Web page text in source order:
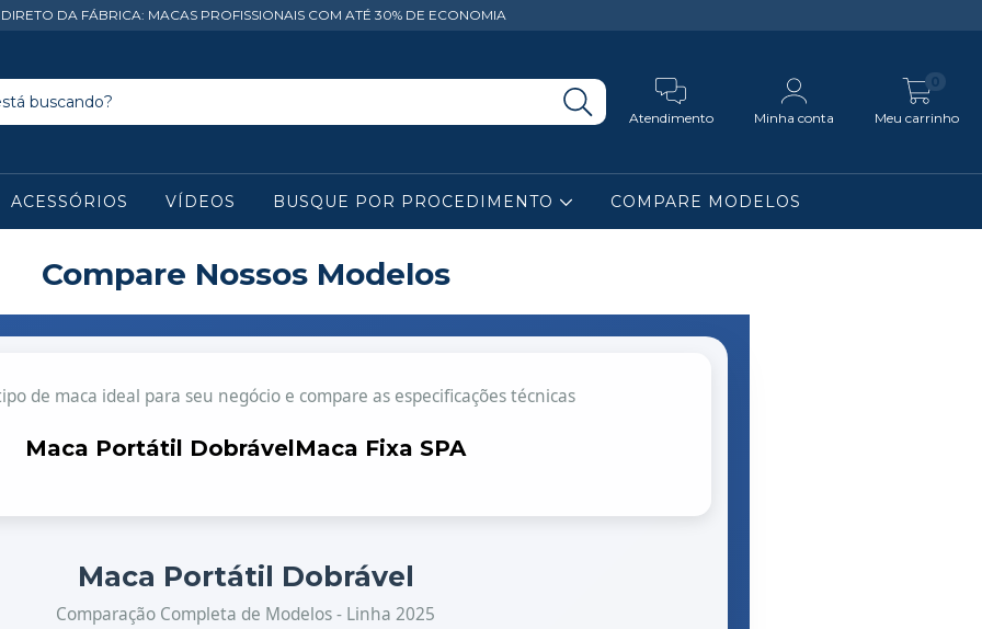
DA FÁBRICA: MACAS PROFISSIONAIS COM ATÉ 30% DE ECONOMIA
Atendimento Minha conta Meu carrinho
0
ACESSÓRIOS VÍDEOS BUSQUE POR PROCEDIMENTO COMPARE MODELOS
Compare Nossos Modelos
de maca ideal para seu negócio e compare as especificações técnicas
Maca Portátil DobrávelMaca Fixa SPA
Maca Portátil Dobrável
Comparação Completa de Modelos - Linha 2025